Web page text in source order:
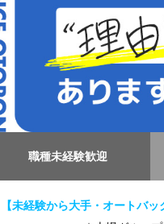
職種未経験歓迎
【未経験から大手・オートバ